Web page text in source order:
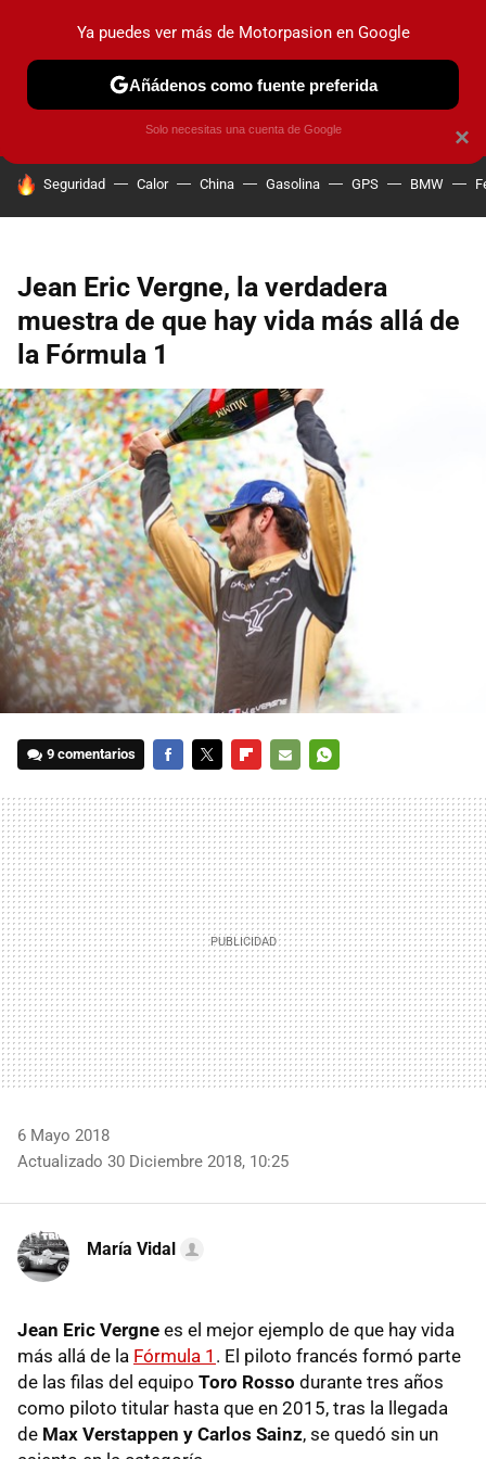
PRUEBAS COCHES ELÉCTRICOS OBSERVATORIO
HOY SE HABLA DE
Seguridad Calor China Gasolina GPS BMW
Jean Eric Vergne, la verdadera
muestra de que hay vida más allá de
la Fórmula 1
9 comentarios
MAIL
6 Mayo 2018
Actualizado 30 Diciembre 2018, 10:25
María Vidal
Jean Eric Vergne es el mejor ejemplo de que hay vida
más allá de la Fórmula 1 . El piloto francés formó parte
de las filas del equipo Toro Rosso durante tres años
como piloto titular hasta que en 2015, tras la llegada
de Max Verstappen y Carlos Sainz, se quedó sin un
×
Ya puedes ver más de Motorpasion en Google
Añádenos como fuente preferida
Solo necesitas una cuenta de Google